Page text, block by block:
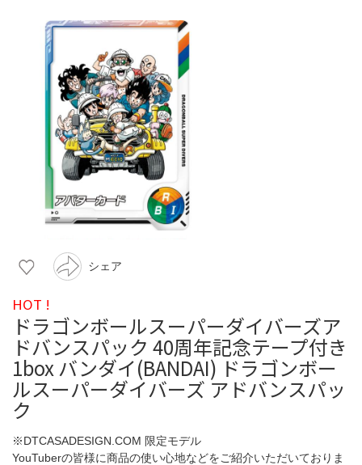
シェア
HOT !
ドラゴンボールスーパーダイバーズア
ドバンスパック 40周年記念テープ付き
1box バンダイ(BANDAI) ドラゴンボー
ルスーパーダイバーズ アドバンスパッ
ク
※DTCASADESIGN.COM 限定モデル
YouTuberの皆様に商品の使い心地などをご紹介いただいておりま